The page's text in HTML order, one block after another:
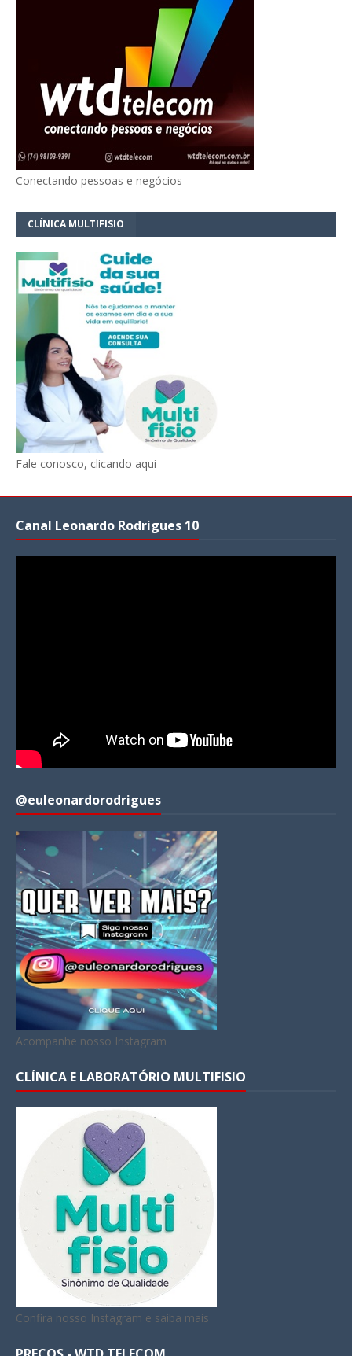
Conectando pessoas e negócios
CLÍNICA MULTIFISIO
Fale conosco, clicando aqui
Canal Leonardo Rodrigues 10
@euleonardorodrigues
Acompanhe nosso Instagram
CLÍNICA E LABORATÓRIO MULTIFISIO
Confira nosso Instagram e saiba mais